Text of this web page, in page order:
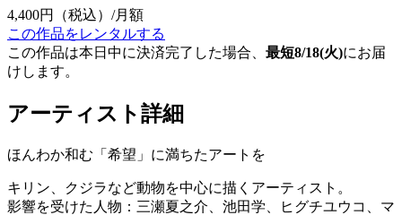
4,400円
（税込）/月額
この作品をレンタルする
この作品は本日中に決済完了した場合、 最短8/18(火)にお届
けします。
アーティスト詳細
ほんわか和む「希望」に満ちたアートを
キリン、クジラなど動物を中心に描くアーティスト。
影響を受けた人物：三瀬夏之介、池田学、ヒグチユウコ、マ